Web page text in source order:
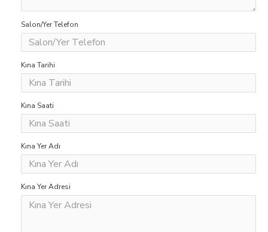
Salon/Yer Telefon
Kına Tarihi
Kına Saati
Kına Yer Adı
Kına Yer Adresi